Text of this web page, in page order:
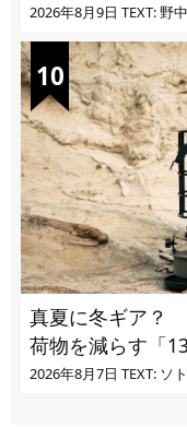
2026年8月9日 TEXT: 野
真夏に冬ギア？
荷物を減らす「
2026年8月7日 TEXT: ソ